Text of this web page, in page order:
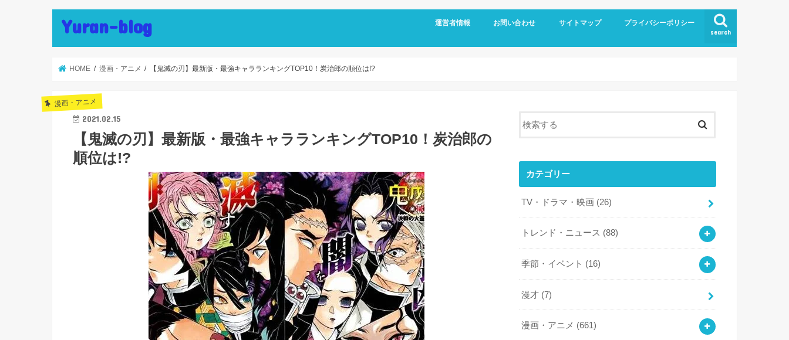
Yuran-blog search
運営者情報 お問い合わせ サイトマップ プライバシーポリシー
HOME 漫画・アニメ 【鬼滅の刃】最新版・最強キャラランキングTOP10！炭治郎の順位は!?
漫画・アニメ
2021.02.15
【鬼滅の刃】最新版・最強キャラランキングTOP10！炭治郎の
順位は!?
カテゴリー
TV・ドラマ・映画 (26)
トレンド・ニュース (88)
季節・イベント (16)
漫才 (7)
漫画・アニメ (661)